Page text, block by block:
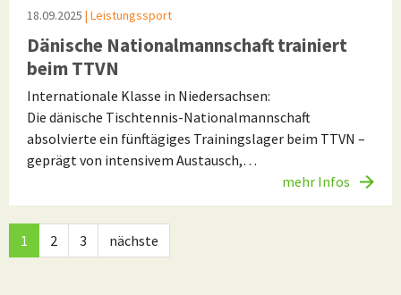
18.09.2025 | Leistungssport
Dänische Nationalmannschaft trainiert
beim TTVN
Internationale Klasse in Niedersachsen:
Die dänische Tischtennis-Nationalmannschaft
absolvierte ein fünftägiges Trainingslager beim TTVN –
geprägt von intensivem Austausch,…
mehr Infos
1 2 3 nächste